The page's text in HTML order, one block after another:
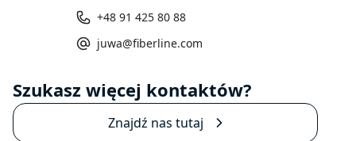
+48 91 425 80 88
juwa@fiberline.com
Szukasz więcej kontaktów?
Znajdź nas tutaj